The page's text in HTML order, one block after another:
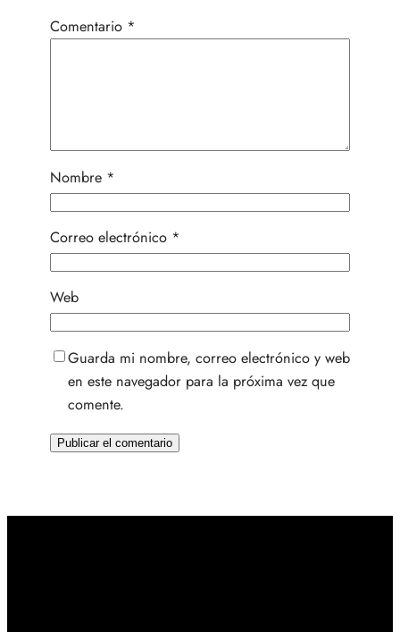
Comentario *
Nombre *
Correo electrónico *
Web
Guarda mi nombre, correo electrónico y web
en este navegador para la próxima vez que
comente.